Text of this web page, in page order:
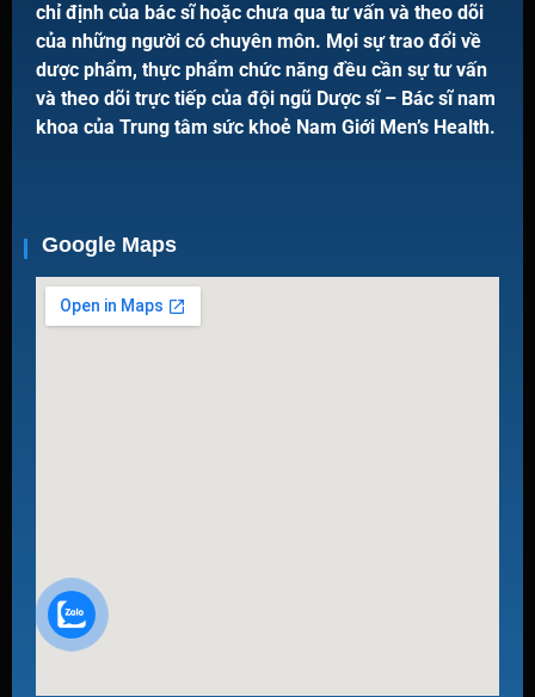
chỉ định của bác sĩ hoặc chưa qua tư vấn và theo dõi
của những người có chuyên môn. Mọi sự trao đổi về
dược phẩm, thực phẩm chức năng đều cần sự tư vấn
và theo dõi trực tiếp của đội ngũ Dược sĩ – Bác sĩ nam
khoa của Trung tâm sức khoẻ Nam Giới Men’s Health.
Google Maps